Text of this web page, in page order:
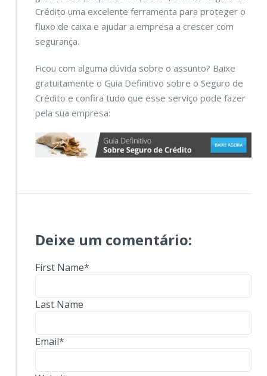
Crédito uma excelente ferramenta para proteger o
fluxo de caixa e ajudar a empresa a crescer com
segurança.
Ficou com alguma dúvida sobre o assunto? Baixe
gratuitamente o Guia Definitivo sobre o Seguro de
Crédito e confira tudo que esse serviço pode fazer
pela sua empresa:
Deixe um comentário:
First Name*
Last Name
Email*